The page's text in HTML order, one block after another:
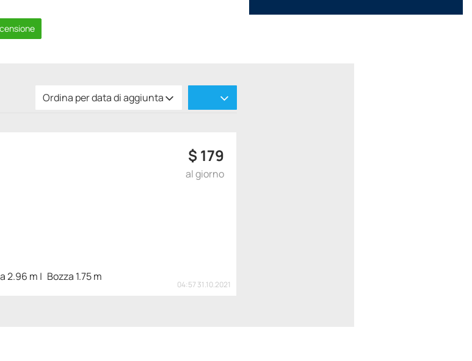
Ordina per data di aggiunta
2.96 m Bozza 1.75 m
$ 179
al giorno
04:57 31.10.2021